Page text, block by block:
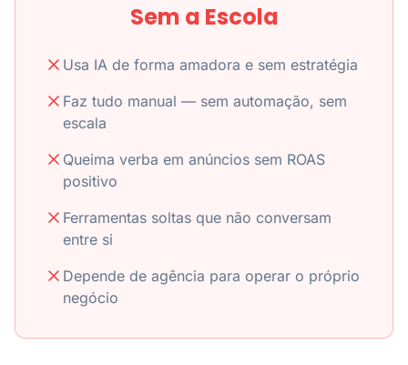
Sem a Escola
Usa IA de forma amadora e sem estratégia
Faz tudo manual — sem automação, sem
escala
Queima verba em anúncios sem ROAS
positivo
Ferramentas soltas que não conversam
entre si
Depende de agência para operar o próprio
negócio